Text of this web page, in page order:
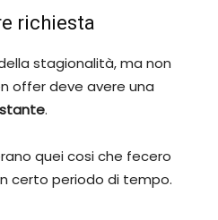
richiesta
stagionalità, ma non
offer deve avere una
.
quei cosi che fecero
certo periodo di tempo.